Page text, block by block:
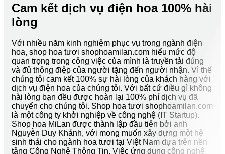
Cam kết dịch vụ điện hoa 100% hài
lòng
Với nhiều năm kinh nghiệm phục vụ trong ngành điện
hoa, shop hoa tươi shophoamilan.com hiểu mức độ
quan trọng trong công việc của mình là truyền tải đúng
và đủ thông điệp của người tặng đến người nhận. Vì thế
chúng tôi cam kết 100% sự hài lòng của khách hàng với
dịch vụ điện hoa của chúng tôi. Với bất cứ điều gì không
hài lòng bạn đều được hoàn lại 100% phí dịch vụ đã
chuyển cho chúng tôi. Shop hoa tươi shophoamilan.com
là một công ty khởi nghiệp về công nghệ (IT Startup).
Shop hoa MiLan được thành lập đầu tiên bởi anh
Nguyễn Duy Khánh, với mong muốn xây dựng một hệ
sinh thái cho ngành hoa tươi tại Việt Nam dựa trên nền
tảng Công Nghệ Thông Tin. Việc ứng dụng công nghệ